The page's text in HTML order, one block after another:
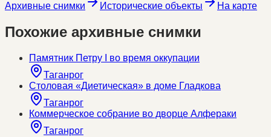
Архивные снимки Исторические объекты На карте
Похожие архивные снимки
Памятник Петру I во время оккупации
Таганрог
Столовая «Диетическая» в доме Гладкова
Таганрог
Коммерческое собрание во дворце Алфераки
Таганрог